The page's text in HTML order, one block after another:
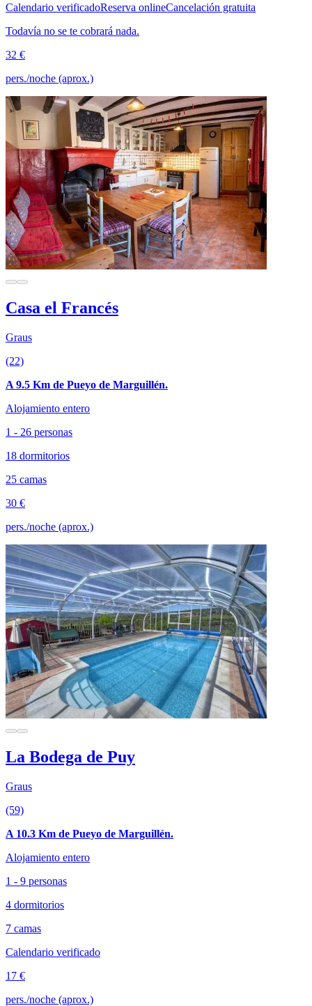
Calendario verificadoReserva onlineCancelación gratuita
Todavía no se te cobrará nada.
32 €
pers./noche (aprox.)
Casa el Francés
Graus
(22)
A 9.5 Km de Pueyo de Marguillén.
Alojamiento entero
1 - 26 personas
18 dormitorios
25 camas
30 €
pers./noche (aprox.)
La Bodega de Puy
Graus
(59)
A 10.3 Km de Pueyo de Marguillén.
Alojamiento entero
1 - 9 personas
4 dormitorios
7 camas
Calendario verificado
17 €
pers./noche (aprox.)